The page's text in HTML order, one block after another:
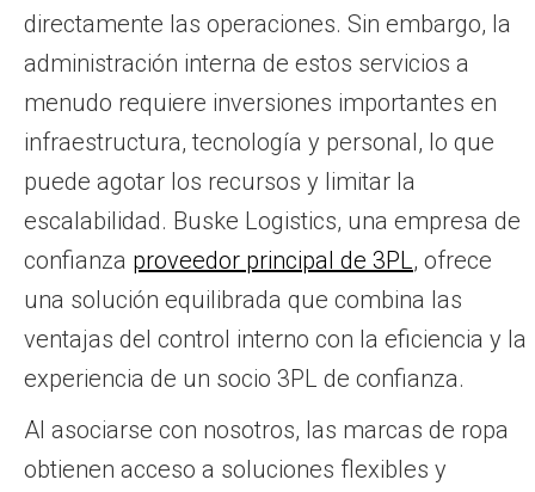
directamente las operaciones. Sin embargo, la
administración interna de estos servicios a
menudo requiere inversiones importantes en
infraestructura, tecnología y personal, lo que
puede agotar los recursos y limitar la
escalabilidad. Buske Logistics, una empresa de
confianza proveedor principal de 3PL , ofrece
una solución equilibrada que combina las
ventajas del control interno con la eficiencia y la
experiencia de un socio 3PL de confianza.
Al asociarse con nosotros, las marcas de ropa
obtienen acceso a soluciones flexibles y